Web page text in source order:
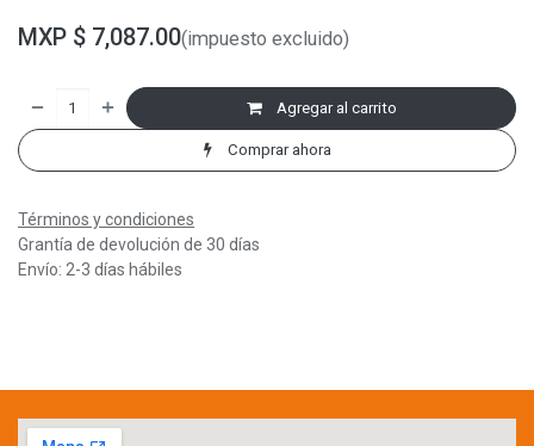
MXP $ 7,087.00(impuesto excluido)
Agregar al carrito
Comprar ahora
Términos y condiciones
Grantía de devolución de 30 días
Envío: 2-3 días hábiles